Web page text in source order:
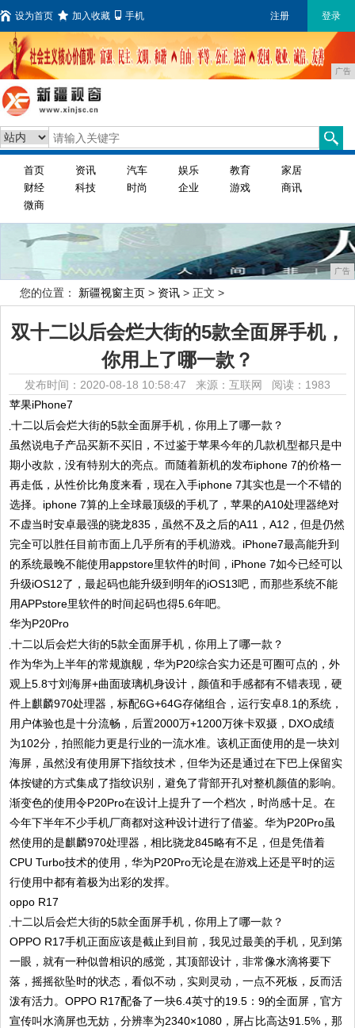
设为首页 加入收藏 手机 注册 登录
广告
首页 资讯 汽车 娱乐 教育
家居
财经
科技 时尚 企业 游戏
商讯
微商
广告
您的位置： 新疆视窗主页 > 资讯 > 正文 >
双十二以后会烂大街的5款全面屏手机，
你用上了哪一款？
发布时间：2020-08-18 10:58:47 来源：互联网 阅读：1983
苹果iPhone7
虽然说电子产品买新不买旧，不过鉴于苹果今年的几款机型都只是中
期小改款，没有特别大的亮点。而随着新机的发布iphone 7的价格一
再走低，从性价比角度来看，现在入手iphone 7其实也是一个不错的
选择。iphone 7算的上全球最顶级的手机了，苹果的A10处理器绝对
不虚当时安卓最强的骁龙835，虽然不及之后的A11，A12，但是仍然
完全可以胜任目前市面上几乎所有的手机游戏。iPhone7最高能升到
的系统最晚不能使用appstore里软件的时间，iPhone 7如今已经可以
升级iOS12了，最起码也能升级到明年的iOS13吧，而那些系统不能
用APPstore里软件的时间起码也得5.6年吧。
华为P20Pro
作为华为上半年的常规旗舰，华为P20综合实力还是可圈可点的，外
观上5.8寸刘海屏+曲面玻璃机身设计，颜值和手感都有不错表现，硬
件上麒麟970处理器，标配6G+64G存储组合，运行安卓8.1的系统，
用户体验也是十分流畅，后置2000万+1200万徕卡双摄，DXO成绩
为102分，拍照能力更是行业的一流水准。该机正面使用的是一块刘
海屏，虽然没有使用屏下指纹技术，但华为还是通过在下巴上保留实
体按键的方式集成了指纹识别，避免了背部开孔对整机颜值的影响。
渐变色的使用令P20Pro在设计上提升了一个档次，时尚感十足。在
今年下半年不少手机厂商都对这种设计进行了借鉴。华为P20Pro虽
然使用的是麒麟970处理器，相比骁龙845略有不足，但是凭借着
CPU Turbo技术的使用，华为P20Pro无论是在游戏上还是平时的运
行使用中都有着极为出彩的发挥。
oppo R17
OPPO R17手机正面应该是截止到目前，我见过最美的手机，见到第
一眼，就有一种似曾相识的感觉，其顶部设计，非常像水滴将要下
落，摇摇欲坠时的状态，看似不动，实则灵动，一点不死板，反而活
泼有活力。OPPO R17配备了一块6.4英寸的19.5：9的全面屏，官方
宣传叫水滴屏也无妨，分辨率为2340×1080，屏占比高达91.5%，那